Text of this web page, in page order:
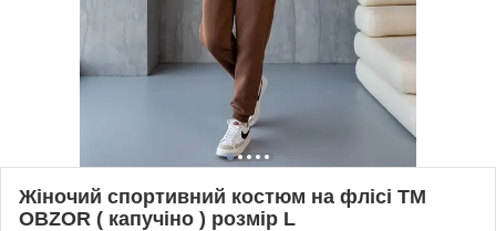
Жіночий спортивний костюм на флісі ТМ
OBZOR ( капучіно ) розмір L